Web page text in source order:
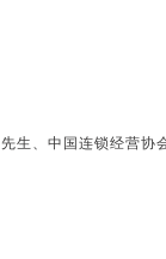
生、中国连锁经营